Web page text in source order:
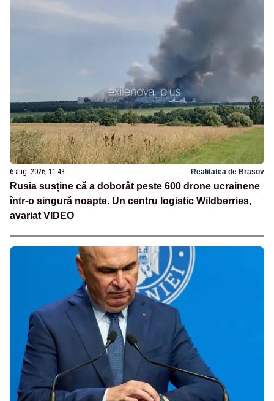
6 aug. 2026, 11:43 Realitatea de Brasov
Rusia susține că a doborât peste 600 drone ucrainene
într-o singură noapte. Un centru logistic Wildberries,
avariat VIDEO